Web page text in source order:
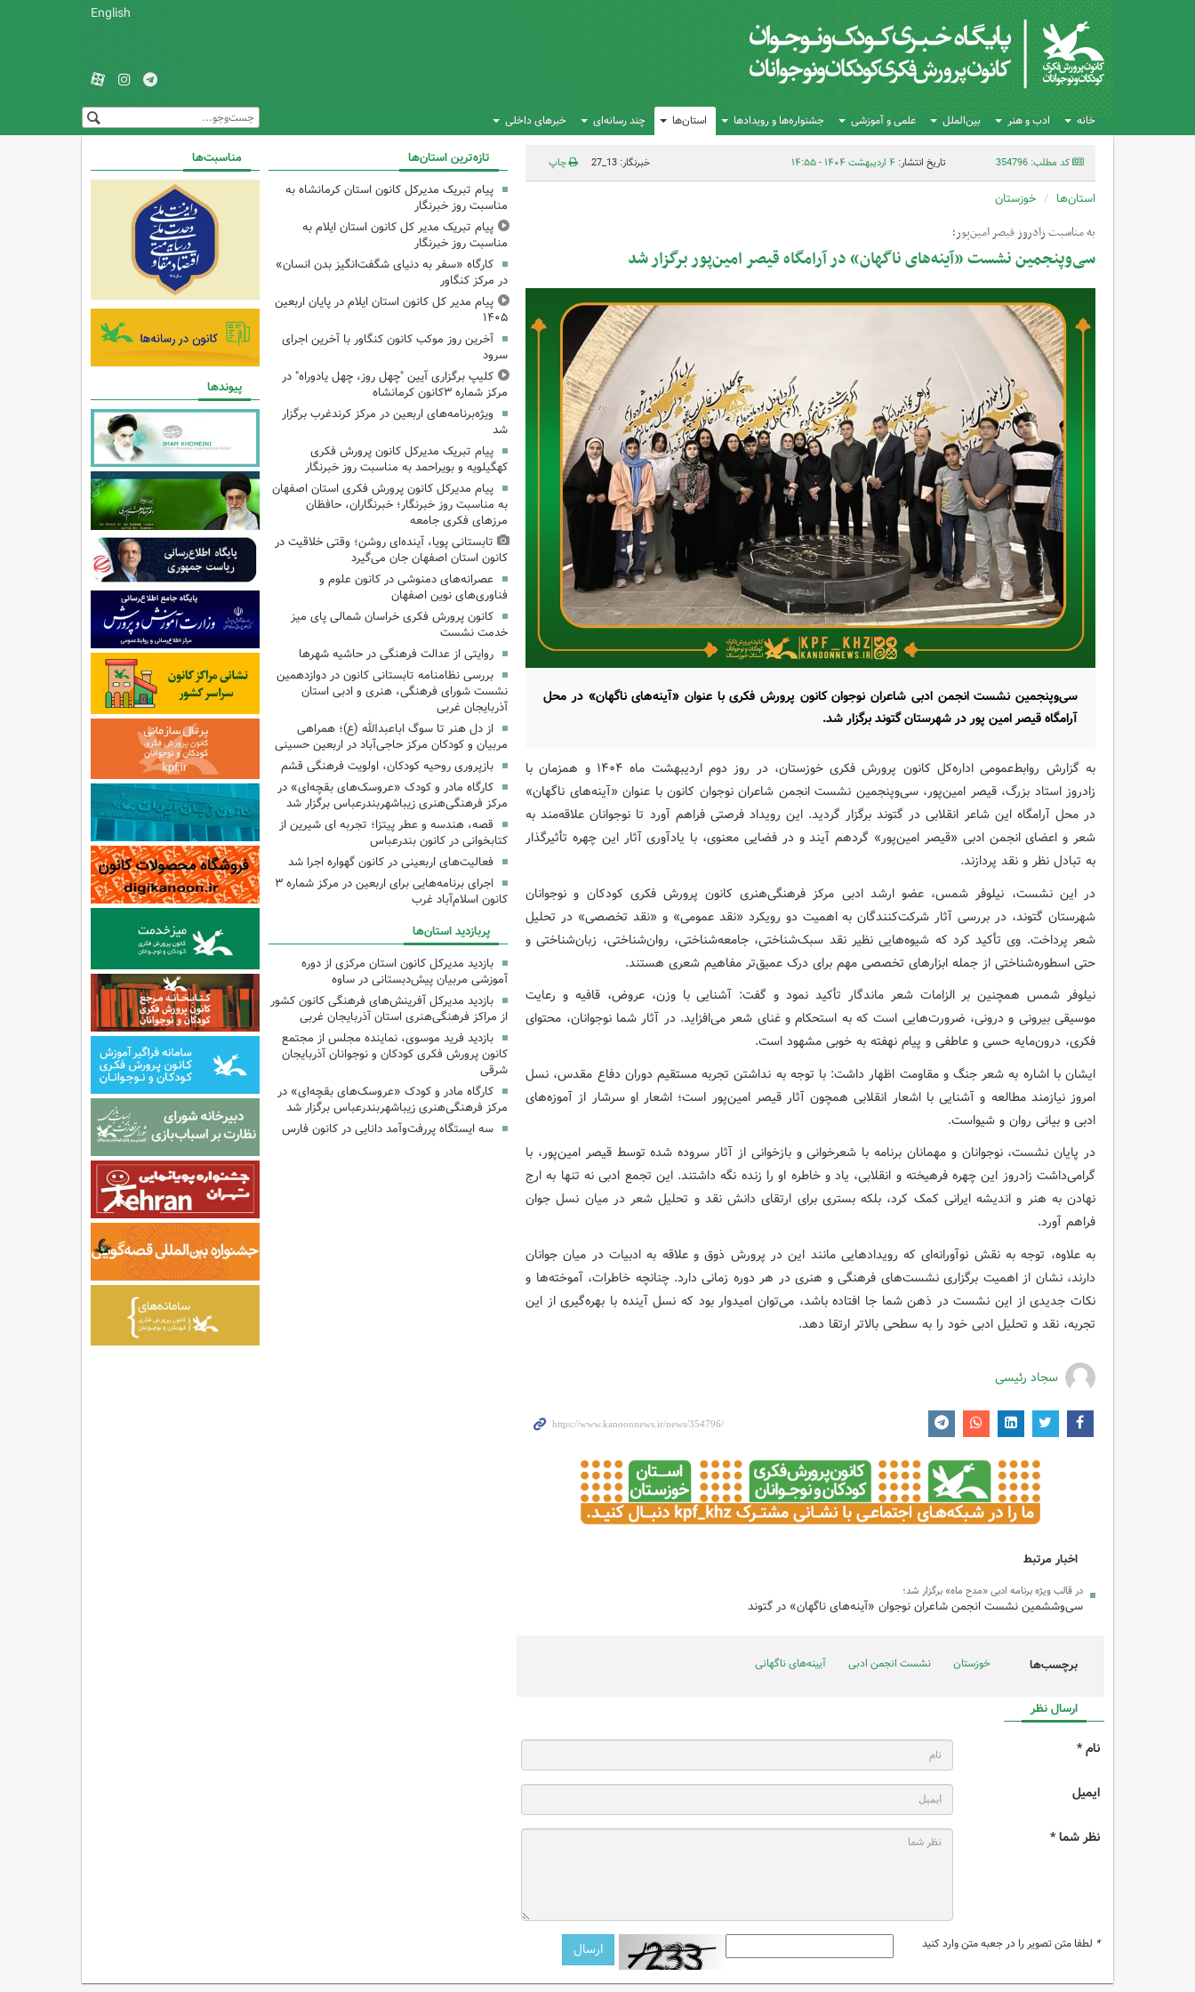
English
خانه ادب و هنر بین‌الملل علمی و آموزشی جشنواره‌ها و رویدادها استان‌ها چند رسانه‌ای خبرهای داخلی
کد مطلب: 354796 تاریخ انتشار: ۴ اردیبهشت ۱۴۰۴ - ۱۴:۵۵ خبرنگار: 13_27 چاپ
استان‌ها خوزستان
به مناسبت زادروز قیصر امین‌پور؛
سی‌وپنجمین نشست «آینه‌های ناگهان» در آرامگاه قیصر امین‌پور برگزار شد
سی‌وپنجمین نشست انجمن ادبی شاعران نوجوان کانون پرورش فکری با عنوان «آینه‌های ناگهان» در محل
آرامگاه قیصر امین پور در شهرستان گتوند برگزار شد.
به گزارش روابط‌عمومی اداره‌کل کانون پرورش فکری خوزستان، در روز دوم اردیبهشت ماه ۱۴۰۴ و همزمان با
زادروز استاد بزرگ، قیصر امین‌پور، سی‌وپنجمین نشست انجمن شاعران نوجوان کانون با عنوان «آینه‌های ناگهان»
در محل آرامگاه این شاعر انقلابی در گتوند برگزار گردید. این رویداد فرصتی فراهم آورد تا نوجوانان علاقه‌مند به
شعر و اعضای انجمن ادبی «قیصر امین‌پور» گردهم آیند و در فضایی معنوی، با یادآوری آثار این چهره تأثیرگذار
به تبادل نظر و نقد پردازند.
در این نشست، نیلوفر شمس، عضو ارشد ادبی مرکز فرهنگی‌هنری کانون پرورش فکری کودکان و نوجوانان
شهرستان گتوند، در بررسی آثار شرکت‌کنندگان به اهمیت دو رویکرد «نقد عمومی» و «نقد تخصصی» در تحلیل
شعر پرداخت. وی تأکید کرد که شیوه‌هایی نظیر نقد سبک‌شناختی، جامعه‌شناختی، روان‌شناختی، زبان‌شناختی و
حتی اسطوره‌شناختی از جمله ابزارهای تخصصی مهم برای درک عمیق‌تر مفاهیم شعری هستند.
نیلوفر شمس همچنین بر الزامات شعر ماندگار تأکید نمود و گفت: آشنایی با وزن، عروض، قافیه و رعایت
موسیقی بیرونی و درونی، ضرورت‌هایی است که به استحکام و غنای شعر می‌افزاید. در آثار شما نوجوانان، محتوای
فکری، درون‌مایه حسی و عاطفی و پیام نهفته به خوبی مشهود است.
ایشان با اشاره به شعر جنگ و مقاومت اظهار داشت: با توجه به نداشتن تجربه مستقیم دوران دفاع مقدس، نسل
امروز نیازمند مطالعه و آشنایی با اشعار انقلابی همچون آثار قیصر امین‌پور است؛ اشعار او سرشار از آموزه‌های
ادبی و بیانی روان و شیواست.
در پایان نشست، نوجوانان و مهمانان برنامه با شعرخوانی و بازخوانی از آثار سروده شده توسط قیصر امین‌پور، با
گرامی‌داشت زادروز این چهره فرهیخته و انقلابی، یاد و خاطره او را زنده نگه داشتند. این تجمع ادبی نه تنها به ارج
نهادن به هنر و اندیشه ایرانی کمک کرد، بلکه بستری برای ارتقای دانش نقد و تحلیل شعر در میان نسل جوان
فراهم آورد.
به علاوه، توجه به نقش نوآورانه‌ای که رویدادهایی مانند این در پرورش ذوق و علاقه به ادبیات در میان جوانان
دارند، نشان از اهمیت برگزاری نشست‌های فرهنگی و هنری در هر دوره زمانی دارد. چنانچه خاطرات، آموخته‌ها و
نکات جدیدی از این نشست در ذهن شما جا افتاده باشد، می‌توان امیدوار بود که نسل آینده با بهره‌گیری از این
تجربه، نقد و تحلیل ادبی خود را به سطحی بالاتر ارتقا دهد.
سجاد رئیسی
اخبار مرتبط
در قالب ویژه برنامه ادبی «مدح ماه» برگزار شد؛
سی‌وششمین نشست انجمن شاعران نوجوان «آینه‌های ناگهان» در گتوند
برچسب‌ها خوزستان نشست انجمن ادبی آیینه‌های ناگهانی
ارسال نظر
نام *
ایمیل
نظر شما *
* لطفا متن تصویر را در جعبه متن وارد کنید
تازه‌ترین استان‌ها
پیام تبریک مدیرکل کانون استان کرمانشاه به
مناسبت روز خبرنگار
پیام تبریک مدیر کل کانون استان ایلام به
مناسبت روز خبرنگار
کارگاه «سفر به دنیای شگفت‌انگیز بدن انسان»
در مرکز کنگاور
پیام مدیر کل کانون استان ایلام در پایان اربعین
۱۴۰۵
آخرین روز موکب کانون کنگاور با آخرین اجرای
سرود
کلیپ برگزاری آیین "چهل روز، چهل یادوراه" در
مرکز شماره ۳کانون کرمانشاه
ویژه‌برنامه‌های اربعین در مرکز کرندغرب برگزار
شد
پیام تبریک مدیرکل کانون پرورش فکری
کهگیلویه و بویراحمد به مناسبت روز خبرنگار
پیام مدیرکل کانون پرورش فکری استان اصفهان
به مناسبت روز خبرنگار؛ خبرنگاران، حافظان
مرزهای فکری جامعه
تابستانی پویا، آینده‌ای روشن؛ وقتی خلاقیت در
کانون استان اصفهان جان می‌گیرد
عصرانه‌های دمنوشی در کانون علوم و
فناوری‌های نوین اصفهان
کانون پرورش فکری خراسان شمالی پای میز
خدمت نشست
روایتی از عدالت فرهنگی در حاشیه شهرها
بررسی نظامنامه تابستانی کانون در دوازدهمین
نشست شورای فرهنگی، هنری و ادبی استان
آذربایجان غربی
از دل هنر تا سوگ اباعبدالله (ع)؛ همراهی
مربیان و کودکان مرکز حاجی‌آباد در اربعین حسینی
بازپروری روحیه کودکان، اولویت فرهنگی قشم
کارگاه مادر و کودک «عروسک‌های بقچه‌ای» در
مرکز فرهنگی‌هنری زیباشهربندرعباس برگزار شد
قصه، هندسه و عطر پیتزا؛ تجربه ای شیرین از
کتابخوانی در کانون بندرعباس
فعالیت‌های اربعینی در کانون گهواره اجرا شد
اجرای برنامه‌هایی برای اربعین در مرکز شماره ۳
کانون اسلام‌آباد غرب
پربازدید استان‌ها
بازدید مدیرکل کانون استان مرکزی از دوره
آموزشی مربیان پیش‌دبستانی در ساوه
بازدید مدیرکل آفرینش‌های فرهنگی کانون کشور
از مراکز فرهنگی‌هنری استان آذربایجان غربی
بازدید فرید موسوی، نماینده مجلس از مجتمع
کانون پرورش فکری کودکان و نوجوانان آذربایجان
شرقی
کارگاه مادر و کودک «عروسک‌های بقچه‌ای» در
مرکز فرهنگی‌هنری زیباشهربندرعباس برگزار شد
سه ایستگاه پررفت‌وآمد دانایی در کانون فارس
مناسبت‌ها
پیوندها